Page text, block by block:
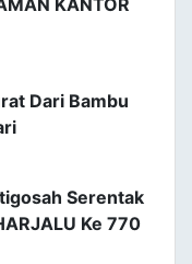
KANTOR
Dari Bambu
Serentak
Ke 770